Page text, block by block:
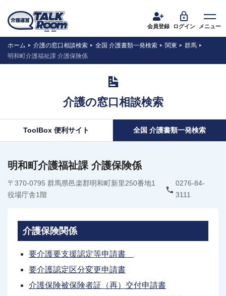
会員登録 ログイン メニュー
ホーム 介護の窓口相談検索 全国 介護書類一発検索 関東
群馬
明和町介護福祉課 介護保険係
介護の窓口相談検索
ToolBox 便利サイト 全国 介護書類一発検索
明和町介護福祉課 介護保険係
〒370-0795 群馬県邑楽郡明和町新里250番地1
役場庁舎1階
0276-84-
3111
介護保険関係
要介護要支援認定等申請書
要介護認定区分変更申請書
介護保険被保険者証（再）交付申請書